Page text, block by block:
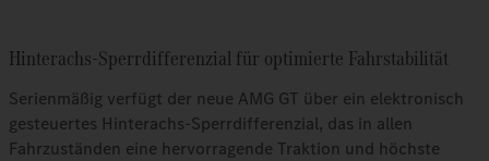
Hinterachs-Sperrdifferenzial für optimierte Fahrstabilität
Serienmäßig verfügt der neue AMG GT über ein elektronisch
gesteuertes Hinterachs-Sperrdifferenzial, das in allen
Fahrzuständen eine hervorragende Traktion und höchste